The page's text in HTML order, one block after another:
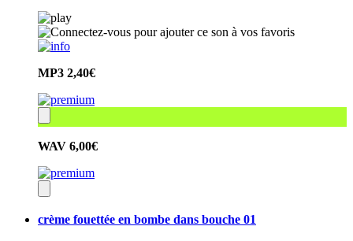
MP3 2,40€
WAV 6,00€
crème fouettée en bombe dans bouche 01